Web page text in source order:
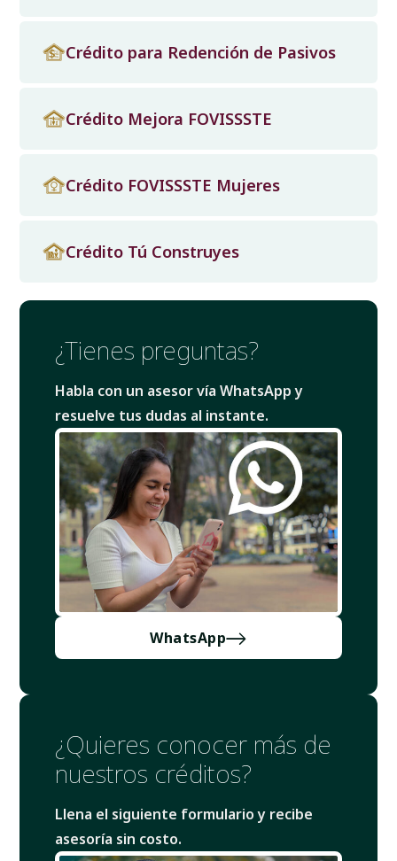
Crédito para Redención de Pasivos
Crédito Mejora FOVISSSTE
Crédito FOVISSSTE Mujeres
Crédito Tú Construyes
¿Tienes preguntas?
Habla con un asesor vía WhatsApp y
resuelve tus dudas al instante.
WhatsApp
¿Quieres conocer más de
nuestros créditos?
Llena el siguiente formulario y recibe
asesoría sin costo.